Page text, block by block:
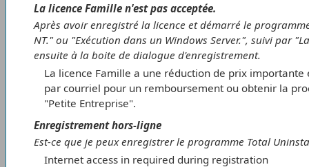
La licence Famille n'est pas acceptée.
Après avoir enregistré la licence et démarré le
NT." ou "Exécution dans un Windows Server.", suivi par
ensuite à la boite de dialogue d'enregistrement.
La licence Famille a une réduction de prix
par courriel pour un remboursement ou obtenir la
"Petite Entreprise".
Enregistrement hors-ligne
Est-ce que je peux enregistrer le programme Total
Internet access in required during registration